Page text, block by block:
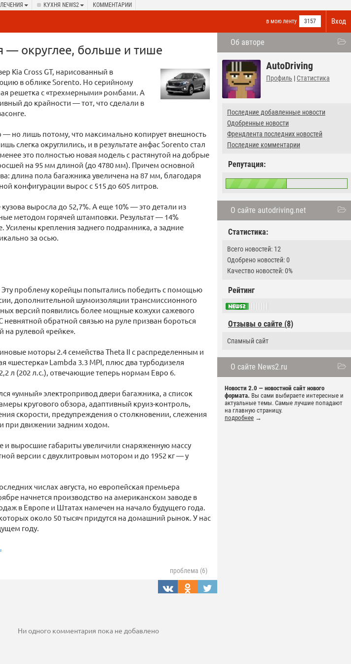
КУХНЯ NEWS2 КОММЕНТАРИИ
Вход
в мою ленту 3157
Об авторе
AutoDriving
Профиль | Статистика
Последние добавленные новости
Одобренные новости
Френдлента последних новостей
Последние комментарии
Репутация:
О сайте autodriving.net
Статистика:
Всего новостей: 12
Одобрено новостей: 0
Качество новостей: 0%
Рейтинг
Отзывы о сайте (8)
Спамный сайт
О сайте News2.ru
Новости 2.0 — новостной сайт нового
формата. Вы сами выбираете интересные и
актуальные темы. Самые лучшие попадают
на главную страницу.
подробнее →
— округлее, больше и тише
Kia Cross GT, нарисованный в
в облике Sorento. Но серийному
решетка с «трехмерными» ромбами. А
до крайности — тот, что сделали в
— но лишь потому, что максимально копирует внешность
слегка округлились, и в результате анфас Sorento стал
это полностью новая модель с растянутой на добрые
на 95 мм длиной (до 4780 мм). Причем основной
длина пола багажника увеличена на 87 мм, благодаря
конфигурации вырос с 515 до 605 литров.
выросла до 52,7%. А еще 10% — это детали из
методом горячей штамповки. Результат — 14%
Усилены крепления заднего подрамника, а задние
за осью.
проблему корейцы попытались победить с помощью
дополнительной шумоизоляции трансмиссионного
версий появились более мощные кожухи сажевого
обратной связью на руле призван бороться
на рулевой «рейке».
моторы 2.4 семейства Theta II с распределенным и
Lambda 3.3 MPI, плюс два турбодизеля
л (202 л.с.), отвечающие теперь нормам Евро 6.
«умный» электропривод двери багажника, а список
кругового обзора, адаптивный круиз-контроль,
скорости, предупреждения о столкновении, слежения
при движении задним ходом.
и выросшие габариты увеличили снаряженную массу
версии с двухлитровым мотором и до 1952 кг — у
числах августа, но европейская премьера
начнется производство на американском заводе в
в Европе и Штатах намечен на начало будущего года.
около 50 тысяч придутся на домашний рынок. У нас
году.
проблема (6)
Ни одного комментария пока не добавлено